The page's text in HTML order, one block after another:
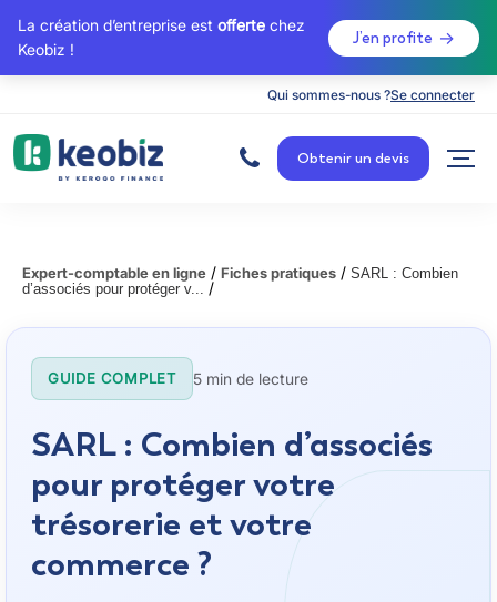
La création d’entreprise est offerte chez
Keobiz !
J’en profite
Qui sommes-nous ?Se connecter
c
c
u
Obtenir un devis
Expert-comptable en ligne / Fiches pratiques / SARL : Combien
d’associés pour protéger v... /
GUIDE COMPLET 5 min de lecture
SARL : Combien d’associés
pour protéger votre
trésorerie et votre
commerce ?